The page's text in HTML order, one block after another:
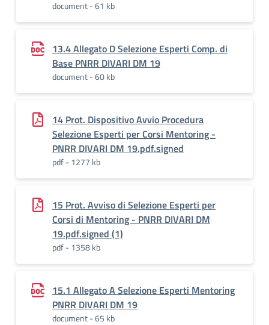
document - 61 kb
13.4 Allegato D Selezione Esperti Comp. di
Base PNRR DIVARI DM 19
document - 60 kb
14 Prot. Dispositivo Avvio Procedura
Selezione Esperti per Corsi Mentoring -
PNRR DIVARI DM 19.pdf.signed
pdf - 1277 kb
15 Prot. Avviso di Selezione Esperti per
Corsi di Mentoring - PNRR DIVARI DM
19.pdf.signed (1)
pdf - 1358 kb
15.1 Allegato A Selezione Esperti Mentoring
PNRR DIVARI DM 19
document - 65 kb